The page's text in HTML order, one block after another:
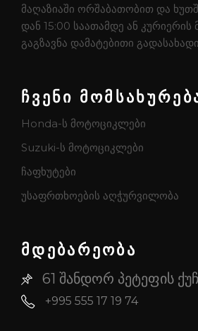
მაღაზიაში ორშაბათობით და
დან 15:00 საათამდე ან კურიერის
გაგზავნა დამატებითი
ჩვენი
Honda-ს მოტოციკლები
Suzuki-ს მოტოციკლები
ჩაფხუტები
უსაფრთხოების აღჭურვილობა
მდებარეობა
61 შანდორ პეტეფის
+995 555 17 19 74